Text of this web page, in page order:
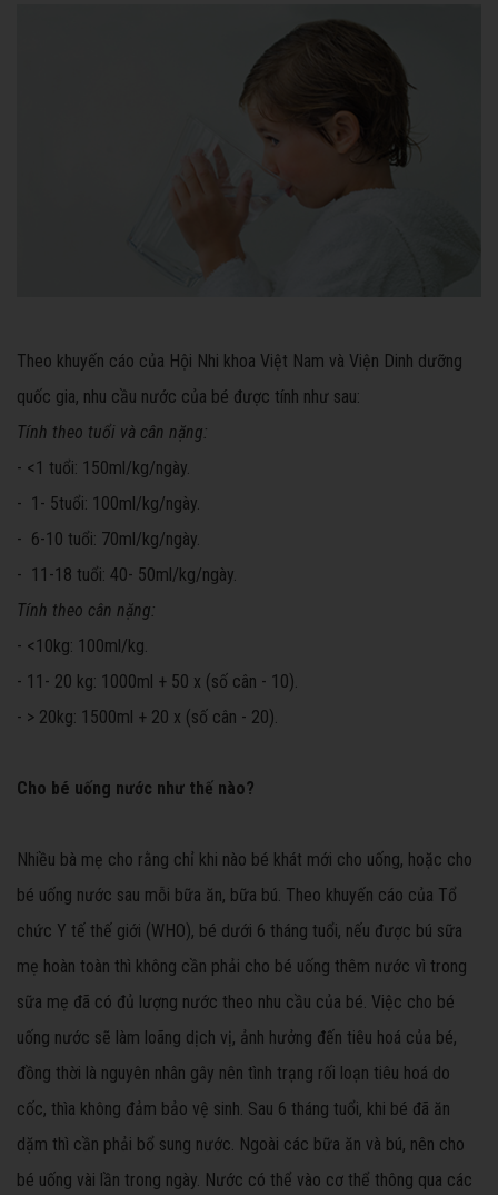
Theo khuyến cáo của Hội Nhi khoa Việt Nam và Viện Dinh dưỡng
quốc gia, nhu cầu nước của bé được tính như sau:
Tính theo tuổi và cân nặng:
- <1 tuổi: 150ml/kg/ngày.
- 1- 5tuổi: 100ml/kg/ngày.
- 6-10 tuổi: 70ml/kg/ngày.
- 11-18 tuổi: 40- 50ml/kg/ngày.
Tính theo cân nặng:
- <10kg: 100ml/kg.
- 11- 20 kg: 1000ml + 50 x (số cân - 10).
- > 20kg: 1500ml + 20 x (số cân - 20).
Cho bé uống nước như thế nào?
Nhiều bà mẹ cho rằng chỉ khi nào bé khát mới cho uống, hoặc cho
bé uống nước sau mỗi bữa ăn, bữa bú. Theo khuyến cáo của Tổ
chức Y tế thế giới (WHO), bé dưới 6 tháng tuổi, nếu được bú sữa
mẹ hoàn toàn thì không cần phải cho bé uống thêm nước vì trong
sữa mẹ đã có đủ lượng nước theo nhu cầu của bé. Việc cho bé
uống nước sẽ làm loãng dịch vị, ảnh hưởng đến tiêu hoá của bé,
đồng thời là nguyên nhân gây nên tình trạng rối loạn tiêu hoá do
cốc, thìa không đảm bảo vệ sinh. Sau 6 tháng tuổi, khi bé đã ăn
dặm thì cần phải bổ sung nước. Ngoài các bữa ăn và bú, nên cho
bé uống vài lần trong ngày. Nước có thể vào cơ thể thông qua các